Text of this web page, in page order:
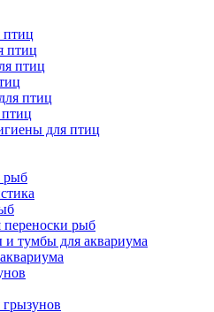
птиц
птиц
птиц
птиц
для птиц
рыб
переноски рыб
тумбы для аквариума